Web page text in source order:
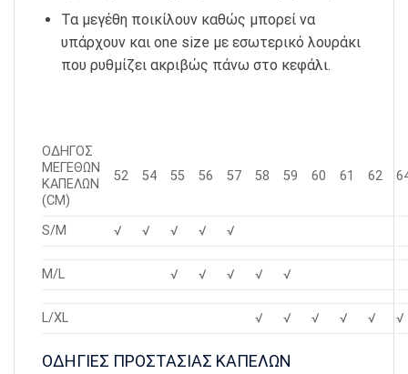
Τα μεγέθη ποικίλουν καθώς μπορεί να
υπάρχουν και one size με εσωτερικό λουράκι
που ρυθμίζει ακριβώς πάνω στο κεφάλι.
ΟΔΗΓΟΣ
ΜΕΓΕΘΩΝ
ΚΑΠΕΛΩΝ
(CM)
52 54 55 56 57 58 59 60 61 62
S/M √ √ √ √ √
M/L √ √ √ √ √
L/XL √ √ √ √ √ √
ΟΔΗΓΙΕΣ ΠΡΟΣΤΑΣΙΑΣ ΚΑΠΕΛΩΝ